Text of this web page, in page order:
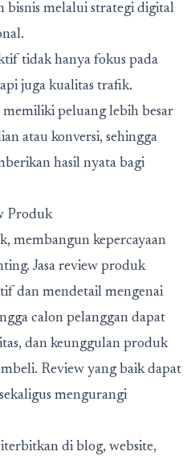
melalui strategi digital
tidak hanya fokus pada
juga kualitas trafik.
peluang lebih besar
atau konversi, sehingga
hasil nyata bagi
Produk
membangun kepercayaan
Jasa review produk
dan mendetail mengenai
calon pelanggan dapat
dan keunggulan produk
Review yang baik dapat
mengurangi
di blog, website,